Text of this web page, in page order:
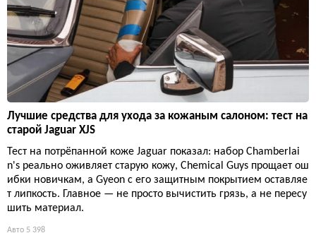
Лучшие средства для ухода за кожаным салоном: тест на
старой Jaguar XJS
Тест на потрёпанной коже Jaguar показал: набор Chamberlai
n's реально оживляет старую кожу, Chemical Guys прощает ош
ибки новичкам, а Gyeon с его защитным покрытием оставляе
т липкость. Главное — не просто вычистить грязь, а не пересу
шить материал.
Авто 5 398